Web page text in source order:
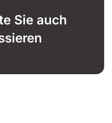
Sie auch